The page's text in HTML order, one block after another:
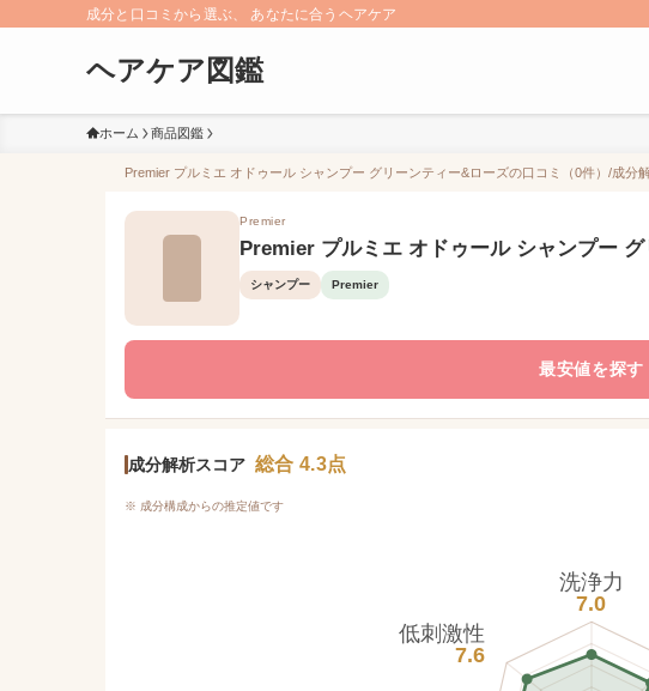
成分と口コミから選ぶ、 あなたに合うヘアケア
ヘアケア図鑑
ホーム 商品図鑑
Premier プルミエ オドゥール シャンプー グリーンティー&ローズの口コミ（0件）/成分
Premier
Premier プルミエ オドゥール シャンプー
シャンプー Premier
最安値を探す
成分解析スコア 総合 4.3点
※ 成分構成からの推定値です
洗浄力
7.0
低刺激性
7.6